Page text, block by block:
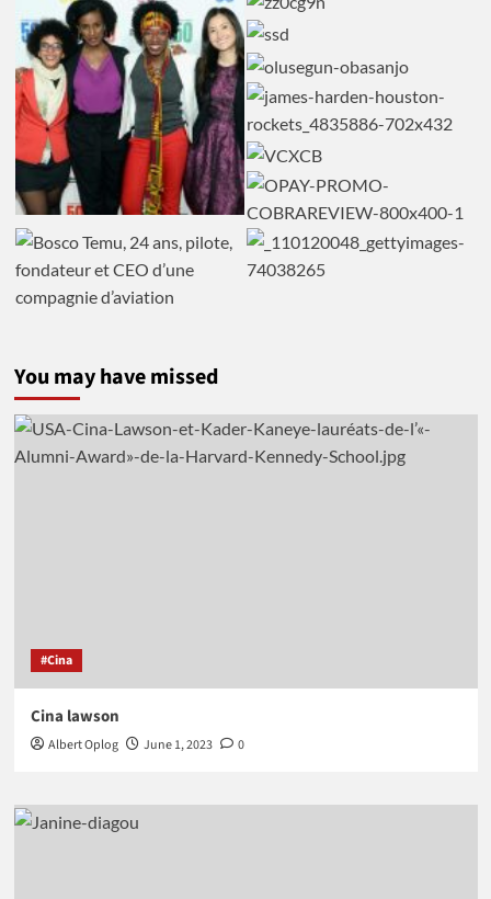
You may have missed
#Cina
Cina lawson
Albert Oplog June 1, 2023 0